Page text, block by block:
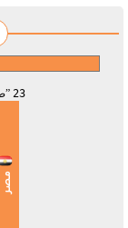
23
مصر